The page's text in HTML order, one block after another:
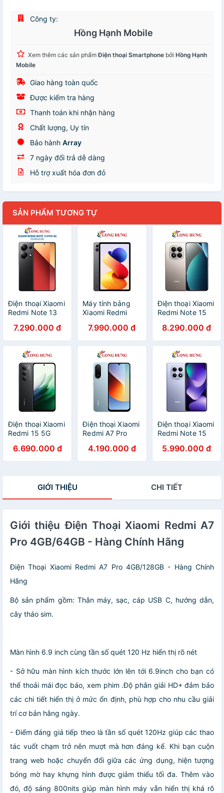
Công ty:
Hồng Hạnh Mobile
Xem thêm các sản phẩmĐiện thoại Smartphone bởi Hồng Hạnh
Mobile
Giao hàng toàn quốc
Được kiểm tra hàng
Thanh toán khi nhận hàng
Chất lượng, Uy tín
Bảo hành Array
7 ngày đổi trả dễ dàng
Hỗ trợ xuất hóa đơn đỏ
SẢN PHẨM TƯƠNG TỰ
Điện thoại Xiaomi
Redmi Note 13
(8GB/128GB) -
Hàng chính hãng
7.290.000 đ
Máy tính bảng
Xiaomi Redmi
Wifi (6GB/128GB)
- Hàng chính
hãng
7.990.000 đ
Điện thoại Xiaomi
Redmi Note 15
(12GB/256GB) -
Hàng chính hãng
8.290.000 đ
Điện thoại Xiaomi
Redmi 15 5G
Hàng chính hãng
6.690.000 đ
Điện thoại Xiaomi
Redmi A7 Pro
Hàng chính hãng
4.190.000 đ
Điện thoại Xiaomi
Redmi Note 15
Hàng chính hãng
5.990.000 đ
GIỚI THIỆU CHI TIẾT
Giới thiệu Điện Thoại Xiaomi Redmi A7
Pro 4GB/64GB - Hàng Chính Hãng
Điện Thoại Xiaomi Redmi A7 Pro 4GB/128GB - Hàng Chính
Hãng
Bộ sản phẩm gồm: Thân máy, sạc, cáp USB C, hướng dẫn,
cây tháo sim.
Màn hình 6.9 inch cùng tần số quét 120 Hz hiển thị rõ nét
- Sở hữu màn hình kích thước lớn lên tới 6.9inch cho bạn có
thể thoải mái đọc báo, xem phim .Độ phân giải HD+ đảm bảo
các chi tiết hiển thị ở mức ổn định, phù hợp cho nhu cầu giải
trí cơ bản hằng ngày.
- Điểm đáng giá tiếp theo là tần số quét 120Hz giúp các thao
tác vuốt chạm trở nên mượt mà hơn đáng kể. Khi bạn cuộn
trang web hoặc chuyển đổi giữa các ứng dụng, hiện tượng
bóng mờ hay khựng hình được giảm thiểu tối đa. Thêm vào
đó, độ sáng 800nits giúp màn hình máy vẫn hiển thị khá rõ